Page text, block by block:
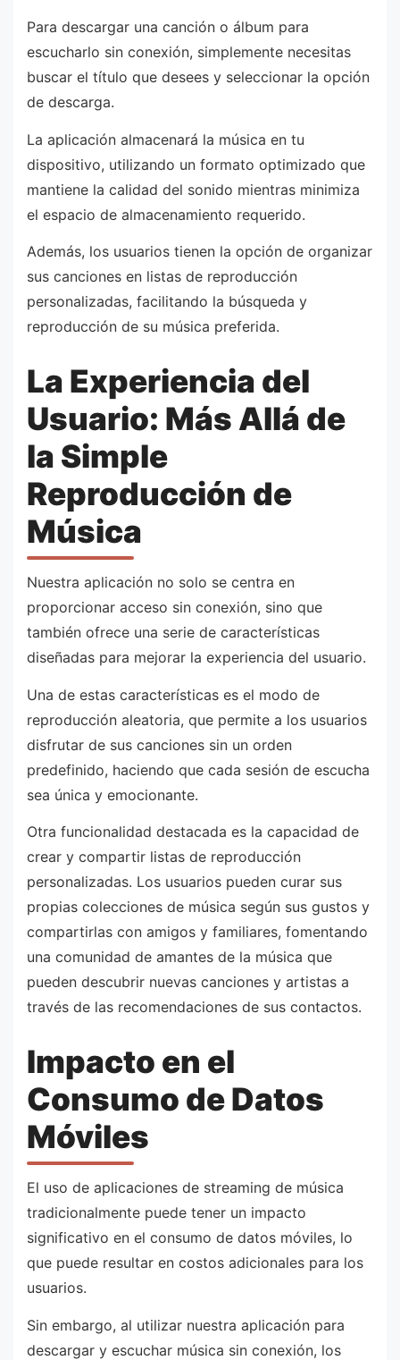
Para descargar una canción o álbum para
escucharlo sin conexión, simplemente necesitas
buscar el título que desees y seleccionar la opción
de descarga.
La aplicación almacenará la música en tu
dispositivo, utilizando un formato optimizado que
mantiene la calidad del sonido mientras minimiza
el espacio de almacenamiento requerido.
Además, los usuarios tienen la opción de organizar
sus canciones en listas de reproducción
personalizadas, facilitando la búsqueda y
reproducción de su música preferida.
La Experiencia del
Usuario: Más Allá de
la Simple
Reproducción de
Música
Nuestra aplicación no solo se centra en
proporcionar acceso sin conexión, sino que
también ofrece una serie de características
diseñadas para mejorar la experiencia del usuario.
Una de estas características es el modo de
reproducción aleatoria, que permite a los usuarios
disfrutar de sus canciones sin un orden
predefinido, haciendo que cada sesión de escucha
sea única y emocionante.
Otra funcionalidad destacada es la capacidad de
crear y compartir listas de reproducción
personalizadas. Los usuarios pueden curar sus
propias colecciones de música según sus gustos y
compartirlas con amigos y familiares, fomentando
una comunidad de amantes de la música que
pueden descubrir nuevas canciones y artistas a
través de las recomendaciones de sus contactos.
Impacto en el
Consumo de Datos
Móviles
El uso de aplicaciones de streaming de música
tradicionalmente puede tener un impacto
significativo en el consumo de datos móviles, lo
que puede resultar en costos adicionales para los
usuarios.
Sin embargo, al utilizar nuestra aplicación para
descargar y escuchar música sin conexión, los